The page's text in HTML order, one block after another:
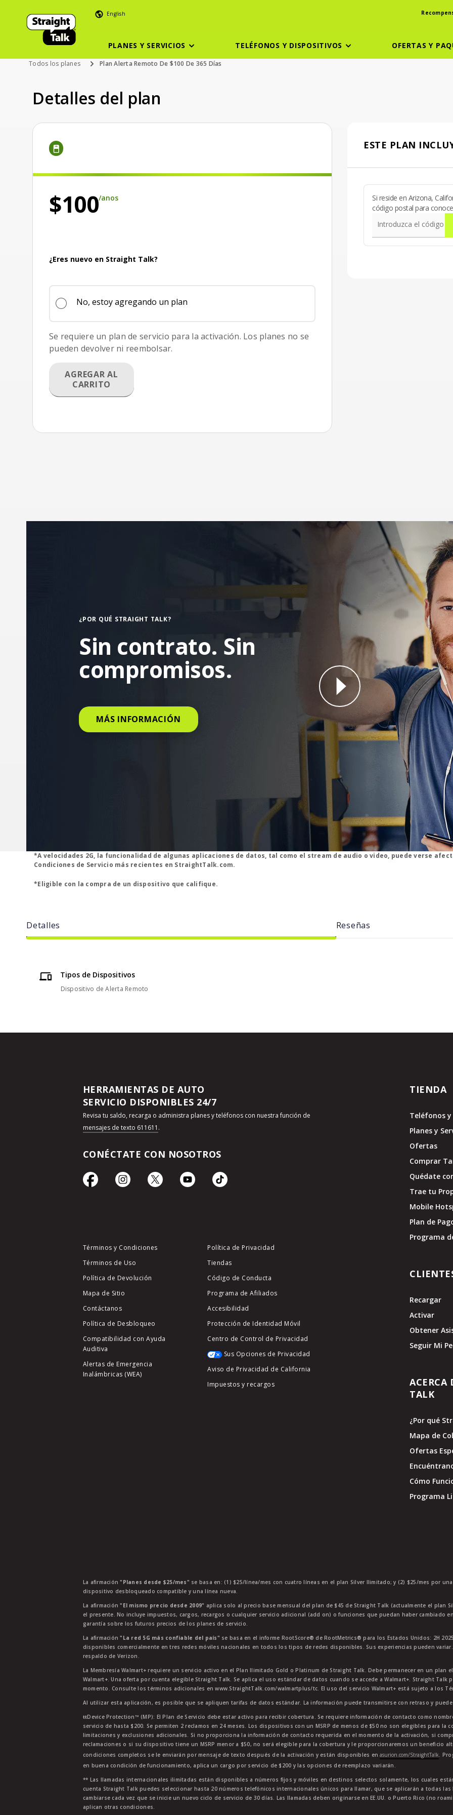
English
PLANES Y SERVICIOS TELÉFONOS Y DISPOSITIVOS OFERTAS Y
Todos los planes Plan Alerta Remoto De $100 De 365 Días
Detalles del plan
Price is 100 dollars and 00 cents monthly
$100/anos/anos
¿Eres nuevo en Straight Talk?
No, estoy agregando un plan
Se requiere un plan de servicio para la activación. Los planes no se
pueden devolver ni reembolsar.
AGREGAR AL
CARRITO
ESTE PLAN
Si reside en Arizona,
código postal para
Introduzca el código
¿POR QUÉ STRAIGHT TALK?
Sin contrato. Sin
compromisos.
MÁS INFORMACIÓN
why straight talk video for
*A velocidades 2G, la funcionalidad de algunas aplicaciones de datos, tal como el stream de audio o video, puede verse
Condiciones de Servicio más recientes en StraightTalk.com.
*Eligible con la compra de un dispositivo que califique.
Detalles Reseñas
Tipos de Dispositivos
Dispositivo de Alerta Remoto
HERRAMIENTAS DE AUTO
SERVICIO DISPONIBLES 24/7
Revisa tu saldo, recarga o administra planes y teléfonos con nuestra función de
mensajes de texto 611611 .
CONÉCTATE CON NOSOTROS
Términos y Condiciones
Términos de Uso
Política de Devolución
Mapa de Sitio
Contáctanos
Política de Desbloqueo
Compatibilidad con Ayuda
Auditiva
Alertas de Emergencia
Inalámbricas (WEA)
Política de Privacidad
Tiendas
Código de Conducta
Programa de Afiliados
Accesibilidad
Protección de Identidad Móvil
Centro de Control de Privacidad
Sus Opciones de Privacidad
Aviso de Privacidad de California
Impuestos y recargos
TIENDA
Teléfonos
Planes y
Ofertas
Comprar
Quédate
Trae tu
Mobile
Plan de
Programa
Recargar
Activar
Obtener
Seguir Mi
ACERCA
TALK
¿Por qué
Mapa de
Ofertas
Cómo
Programa
La afirmación"Planes desde $25/mes" se basa en: (1) $25/línea/mes con cuatro líneas en el plan Silver Ilimitado; y (2) $25/mes por
dispositivo desbloqueado compatible y una línea nueva.
La afirmación"El mismo precio desde 2009" aplica solo al precio base mensual del plan de $45 de Straight Talk (actualmente el plan
el presente. No incluye impuestos, cargos, recargos o cualquier servicio adicional (add on) o funciones que puedan haber cambiado
garantía sobre los futuros precios de los planes de servicio.
La afirmación"La red 5G más confiable del país" se basa en el informe RootScore® de RootMetrics® para los Estados Unidos: 2H
disponibles comercialmente en tres redes móviles nacionales en todos los tipos de redes disponibles. Sus experiencias pueden
respaldo de Verizon.
La Membresía Walmart+ requiere un servicio activo en el Plan Ilimitado Gold o Platinum de Straight Talk. Debe permanecer en un plan
Walmart+. Una oferta por cuenta elegible Straight Talk. Se aplica el uso estándar de datos cuando se accede a Walmart+. Straight Talk
momento. Consulte los términos adicionales en www.StraightTalk.com/walmartplus/tc. El uso del servicio Walmart+ está sujeto a los
Al utilizar esta aplicación, es posible que se apliquen tarifas de datos estándar. La información puede transmitirse con retraso y
ŧŧDevice Protection™ (MP): El Plan de Servicio debe estar activo para recibir cobertura. Se requiere información de contacto como
servicio de hasta $200. Se permiten 2 reclamos en 24 meses. Los dispositivos con un MSRP de menos de $50 no son elegibles para la
limitaciones y exclusiones adicionales. Si no proporciona la información de contacto requerida en el momento de la activación, si
reclamaciones o si su dispositivo tiene un MSRP menor a $50, no será elegible para la cobertura y le proporcionaremos un beneficio
condiciones completos se le enviarán por mensaje de texto después de la activación y están disponibles enasurion.com/StraightTalk.
en buena condición de funcionamiento, aplica un cargo por servicio de $200 y las opciones de reemplazo variarán.
** Las llamadas internacionales ilimitadas están disponibles a números fijos y móviles en destinos selectos solamente, los cuales
cuenta Straight Talk puedes seleccionar hasta 20 números telefónicos internacionales únicos para llamar, que se aplicarán a todas
cambiarse cada vez que se inicie un nuevo ciclo de servicio de 30 días. Las llamadas deben originarse en EE.UU. o Puerto Rico (no
aplican otras condiciones.